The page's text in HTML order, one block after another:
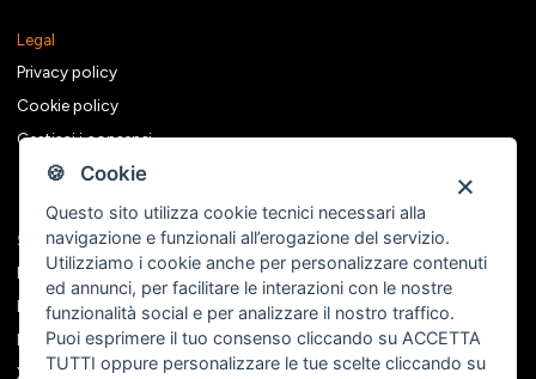
🍪 Cookie
Questo sito utilizza cookie tecnici necessari alla
navigazione e funzionali all’erogazione del servizio.
Utilizziamo i cookie anche per personalizzare contenuti
ed annunci, per facilitare le interazioni con le nostre
funzionalità social e per analizzare il nostro traffico.
Puoi esprimere il tuo consenso cliccando su ACCETTA
TUTTI oppure personalizzare le tue scelte cliccando su
Legal
Privacy policy
Cookie policy
Gestisci i consensi
Seguici sui social
Facebook
Instagram
Linkedin
X